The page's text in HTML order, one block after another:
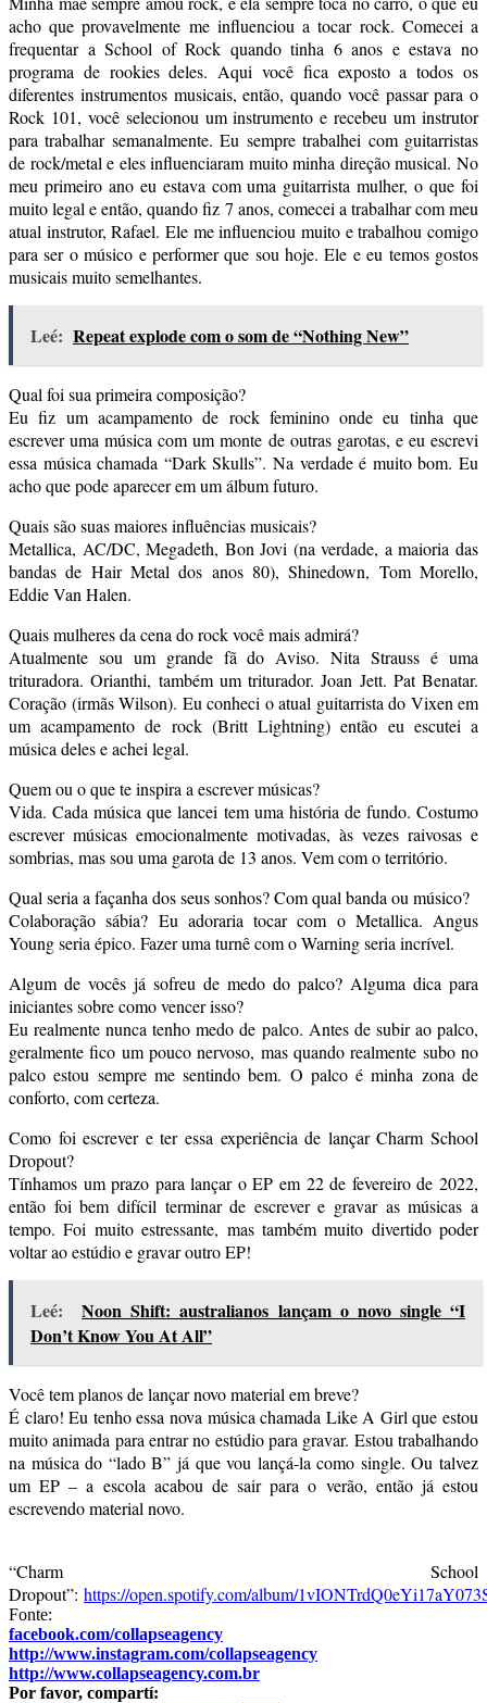
acho que provavelmente me influenciou a tocar rock. Comecei a
frequentar a School of Rock quando tinha 6 anos e estava no
programa de rookies deles. Aqui você fica exposto a todos os
diferentes instrumentos musicais, então, quando você passar para o
Rock 101, você selecionou um instrumento e recebeu um instrutor
para trabalhar semanalmente. Eu sempre trabalhei com guitarristas
de rock/metal e eles influenciaram muito minha direção musical. No
meu primeiro ano eu estava com uma guitarrista mulher, o que foi
muito legal e então, quando fiz 7 anos, comecei a trabalhar com meu
atual instrutor, Rafael. Ele me influenciou muito e trabalhou comigo
para ser o músico e performer que sou hoje. Ele e eu temos gostos
musicais muito semelhantes.
Leé: Repeat explode com o som de “Nothing New”
Qual foi sua primeira composição?
Eu fiz um acampamento de rock feminino onde eu tinha que
escrever uma música com um monte de outras garotas, e eu escrevi
essa música chamada “Dark Skulls”. Na verdade é muito bom. Eu
acho que pode aparecer em um álbum futuro.
Quais são suas maiores influências musicais?
Metallica, AC/DC, Megadeth, Bon Jovi (na verdade, a maioria das
bandas de Hair Metal dos anos 80), Shinedown, Tom Morello,
Eddie Van Halen.
Quais mulheres da cena do rock você mais admirá?
Atualmente sou um grande fã do Aviso. Nita Strauss é uma
trituradora. Orianthi, também um triturador. Joan Jett. Pat Benatar.
Coração (irmãs Wilson). Eu conheci o atual guitarrista do Vixen em
um acampamento de rock (Britt Lightning) então eu escutei a
música deles e achei legal.
Quem ou o que te inspira a escrever músicas?
Vida. Cada música que lancei tem uma história de fundo. Costumo
escrever músicas emocionalmente motivadas, às vezes raivosas e
sombrias, mas sou uma garota de 13 anos. Vem com o território.
Qual seria a façanha dos seus sonhos? Com qual banda ou músico?
Colaboração sábia? Eu adoraria tocar com o Metallica. Angus
Young seria épico. Fazer uma turnê com o Warning seria incrível.
Algum de vocês já sofreu de medo do palco? Alguma dica para
iniciantes sobre como vencer isso?
Eu realmente nunca tenho medo de palco. Antes de subir ao palco,
geralmente fico um pouco nervoso, mas quando realmente subo no
palco estou sempre me sentindo bem. O palco é minha zona de
conforto, com certeza.
Como foi escrever e ter essa experiência de lançar Charm School
Dropout?
Tínhamos um prazo para lançar o EP em 22 de fevereiro de 2022,
então foi bem difícil terminar de escrever e gravar as músicas a
tempo. Foi muito estressante, mas também muito divertido poder
voltar ao estúdio e gravar outro EP!
Leé:
Noon Shift: australianos lançam o novo single “I
Don’t Know You At All”
Você tem planos de lançar novo material em breve?
É claro! Eu tenho essa nova música chamada Like A Girl que estou
muito animada para entrar no estúdio para gravar. Estou trabalhando
na música do “lado B” já que vou lançá-la como single. Ou talvez
um EP – a escola acabou de sair para o verão, então já estou
escrevendo material novo.
“Charm School
Dropout”: https://open.spotify.com/album/
Fonte:
facebook.com/collapseagency
http://www.instagram.com/collapseagency
http://www.collapseagency.com.br
Por favor, compartí: